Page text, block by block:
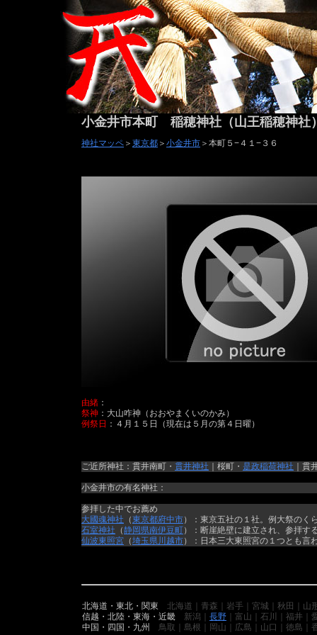
小金井市本町 稲穂神社（山王稲穂神社
神社マッペ ＞ 東京都 ＞ 小金井市 ＞本町５−４１−３６
由緒 ：
祭神 ：大山咋神（おおやまくいのかみ）
例祭日 ：４月１５日（現在は５月の第４日曜）
ご近所神社：貫井南町・ 貫井神社 ｜桜町・ 是政稲荷神社 ｜貫
小金井市の有名神社：
参拝した中でお薦め
大國魂神社 （東京都府中市）：東京五社の１社。例大祭のく
石室神社 （静岡県南伊豆町）：断崖絶壁に建立され、参拝す
仙波東照宮 （埼玉県川越市）：日本三大東照宮の１つとも言
北海道・東北・関東 北海道｜青森｜岩手｜宮城｜秋田｜山
信越・北陸・東海・近畿 新潟｜ 長野 ｜富山｜石川｜福井｜
中国・四国・九州 鳥取｜島根｜岡山｜広島｜山口｜徳島｜